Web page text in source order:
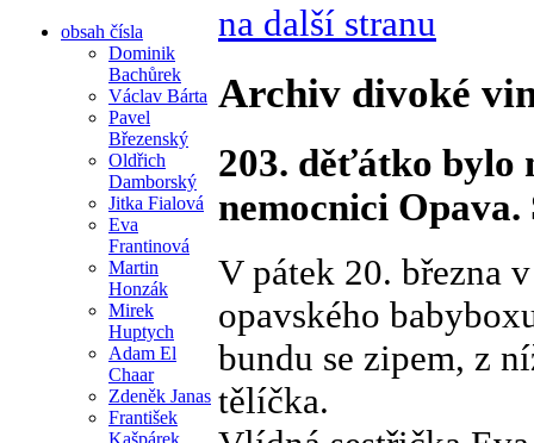
obsah čísla
Dominik
Bachůrek
Václav Bárta
Pavel
Březenský
Oldřich
Damborský
Jitka Fialová
Eva
Frantinová
Martin
Honzák
Mirek
Huptych
Adam El
Chaar
Zdeněk Janas
František
Kašpárek
na další stranu
Archiv divoké
203. děťátko bylo
nemocnici Opava.
V pátek 20. března
opavského
bundu se zipem, z
tělíčka.